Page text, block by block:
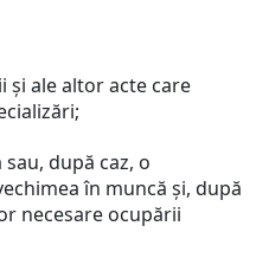
şi ale altor acte care
după caz, o
în muncă şi, după
necesare ocupării